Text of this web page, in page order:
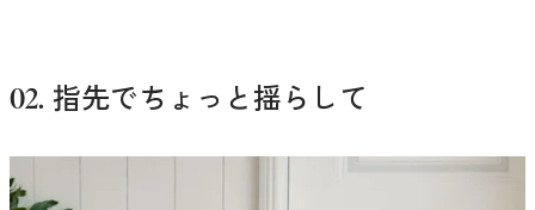
02. 指先でちょっと揺らして